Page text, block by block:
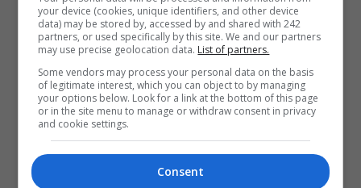
your device (cookies, unique identifiers, and other device
data) may be stored by, accessed by and shared with 242
partners, or used specifically by this site. We and our partners
may use precise geolocation data. List of partners.
Some vendors may process your personal data on the basis
of legitimate interest, which you can object to by managing
your options below. Look for a link at the bottom of this page
or in the site menu to manage or withdraw consent in privacy
and cookie settings.
Consent